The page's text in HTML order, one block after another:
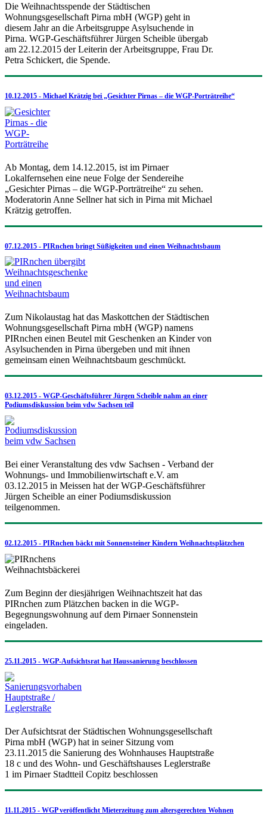
Die Weihnachtsspende der Städtischen
Wohnungsgesellschaft Pirna mbH (WGP) geht in
diesem Jahr an die Arbeitsgruppe Asylsuchende in
Pirna. WGP-Geschäftsführer Jürgen Scheible übergab
am 22.12.2015 der Leiterin der Arbeitsgruppe, Frau Dr.
Petra Schickert, die Spende.
10.12.2015 - Michael Krätzig bei „Gesichter Pirnas – die WGP-Porträtreihe“
Ab Montag, dem 14.12.2015, ist im Pirnaer
Lokalfernsehen eine neue Folge der Sendereihe
„Gesichter Pirnas – die WGP-Porträtreihe“ zu sehen.
Moderatorin Anne Sellner hat sich in Pirna mit Michael
Krätzig getroffen.
07.12.2015 - PIRnchen bringt Süßigkeiten und einen Weihnachtsbaum
Zum Nikolaustag hat das Maskottchen der Städtischen
Wohnungsgesellschaft Pirna mbH (WGP) namens
PIRnchen einen Beutel mit Geschenken an Kinder von
Asylsuchenden in Pirna übergeben und mit ihnen
gemeinsam einen Weihnachtsbaum geschmückt.
03.12.2015 - WGP-Geschäftsführer Jürgen Scheible nahm an einer
Podiumsdiskussion beim vdw Sachsen teil
Bei einer Veranstaltung des vdw Sachsen - Verband der
Wohnungs- und Immobilienwirtschaft e.V. am
03.12.2015 in Meissen hat der WGP-Geschäftsführer
Jürgen Scheible an einer Podiumsdiskussion
teilgenommen.
02.12.2015 - PIRnchen bäckt mit Sonnensteiner Kindern Weihnachtsplätzchen
Zum Beginn der diesjährigen Weihnachtszeit hat das
PIRnchen zum Plätzchen backen in die WGP-
Begegnungswohnung auf dem Pirnaer Sonnenstein
eingeladen.
25.11.2015 - WGP-Aufsichtsrat hat Haussanierung beschlossen
Der Aufsichtsrat der Städtischen Wohnungsgesellschaft
Pirna mbH (WGP) hat in seiner Sitzung vom
23.11.2015 die Sanierung des Wohnhauses Hauptstraße
18 c und des Wohn- und Geschäftshauses Leglerstraße
1 im Pirnaer Stadtteil Copitz beschlossen
11.11.2015 - WGP veröffentlicht Mieterzeitung zum altersgerechten Wohnen